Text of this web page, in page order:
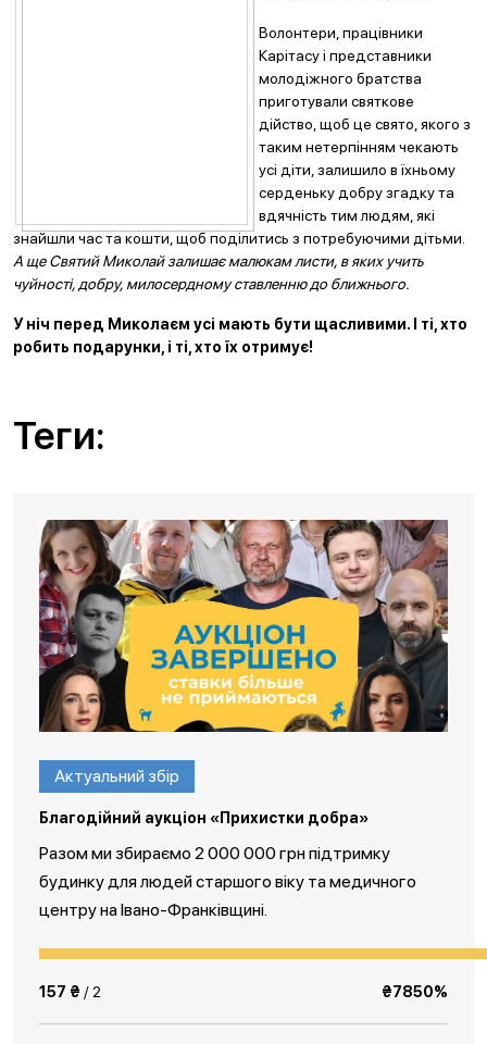
Волонтери, працівники
Карітасу і представники
молодіжного братства
приготували святкове
дійство, щоб це свято, якого з
таким нетерпінням чекають
усі діти, залишило в їхньому
серденьку добру згадку та
вдячність тим людям, які
знайшли час та кошти, щоб поділитись з потребуючими дітьми.
А ще Святий Миколай залишає малюкам листи, в яких учить
чуйності, добру, милосердному ставленню до ближнього.
У ніч перед Миколаєм усі мають бути щасливими. І ті, хто
робить подарунки, і ті, хто їх отримує!
Теги:
Актуальний збір
Благодійний аукціон «Прихистки добра»
Разом ми збираємо 2 000 000 грн підтримку
будинку для людей старшого віку та медичного
центру на Івано-Франківщині.
157 ₴ / 2 ₴7850%